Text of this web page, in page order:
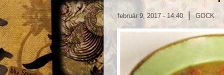
február 9, 2017 - 14:40 | GOCK